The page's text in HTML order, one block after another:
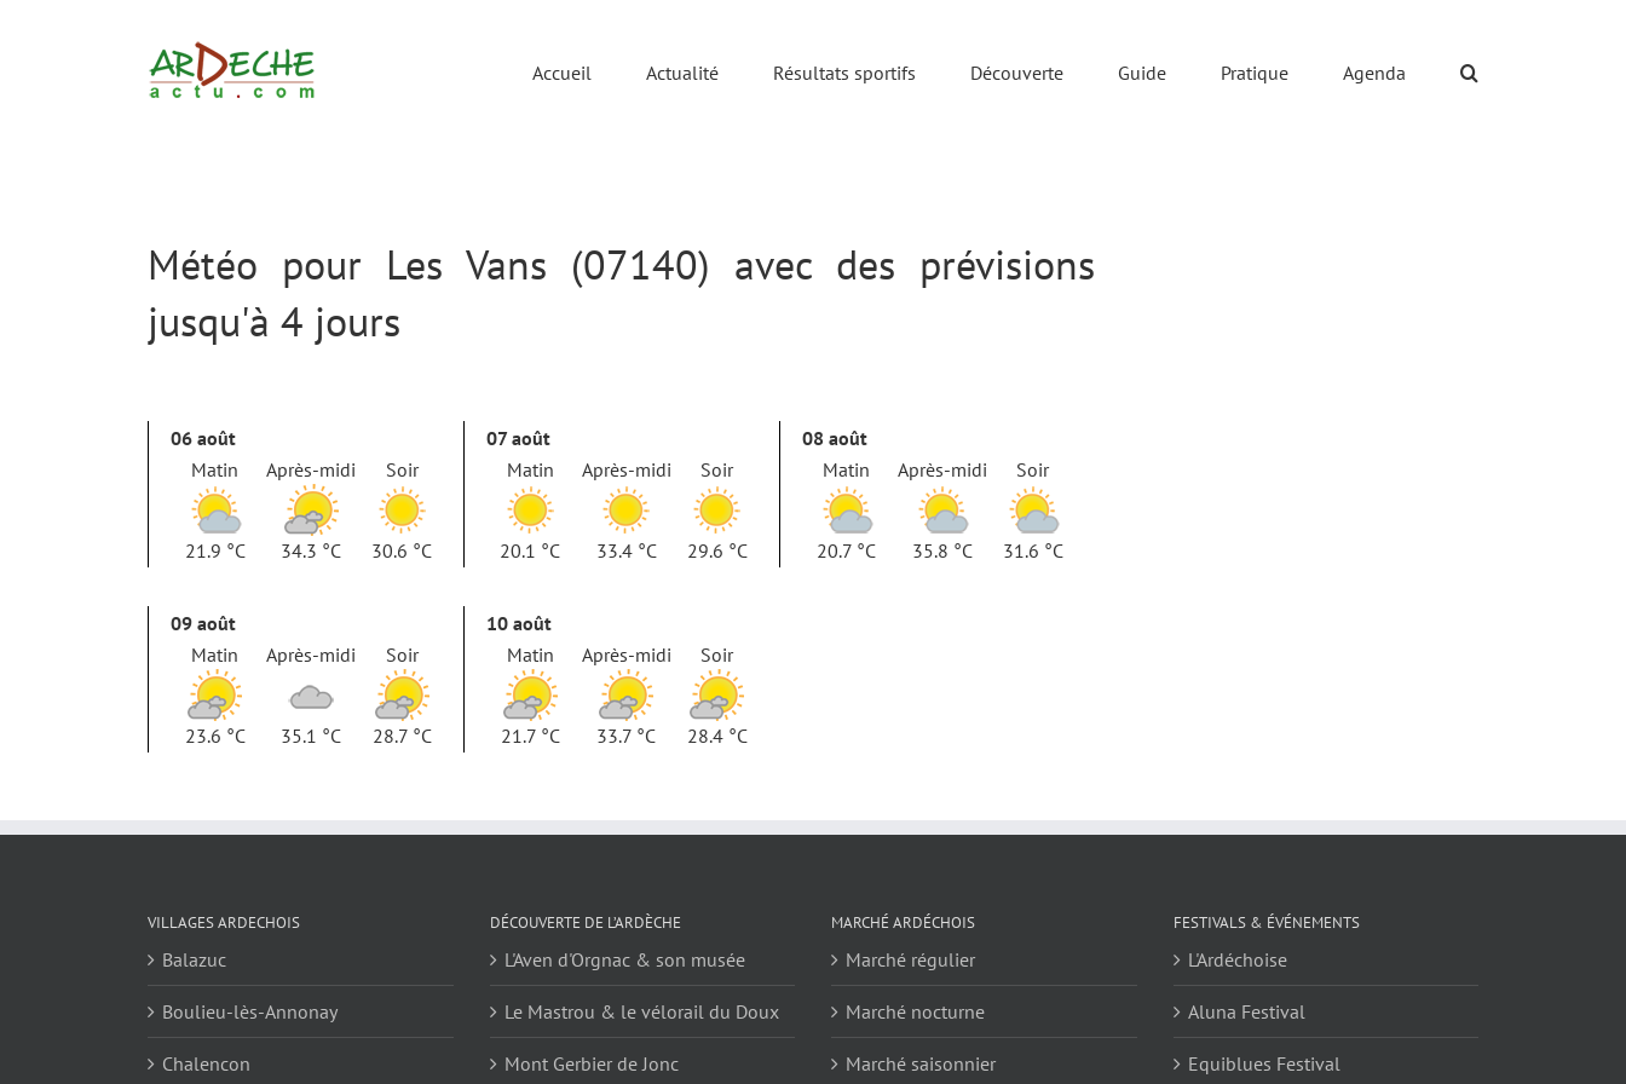
Accueil Actualité Résultats sportifs Découverte Guide Pratique Agenda
Météo pour Les Vans (07140) avec des prévisions
jusqu'à 4 jours
06 août
Matin
21.9 °C
Après-midi
34.3 °C
Soir
30.6 °C
07 août
Matin
20.1 °C
Après-midi
33.4 °C
Soir
29.6 °C
08 août
Matin
20.7 °C
Après-midi
35.8 °C
Soir
31.6 °C
09 août
Matin
23.6 °C
Après-midi
35.1 °C
Soir
28.7 °C
10 août
Matin
21.7 °C
Après-midi
33.7 °C
Soir
28.4 °C
VILLAGES ARDECHOIS
Balazuc
Boulieu-lès-Annonay
Chalencon
DÉCOUVERTE DE L’ARDÈCHE
L'Aven d'Orgnac & son musée
Le Mastrou & le vélorail du Doux
Mont Gerbier de Jonc
MARCHÉ ARDÉCHOIS
Marché régulier
Marché nocturne
Marché saisonnier
FESTIVALS & ÉVÉNEMENTS
L'Ardéchoise
Aluna Festival
Equiblues Festival